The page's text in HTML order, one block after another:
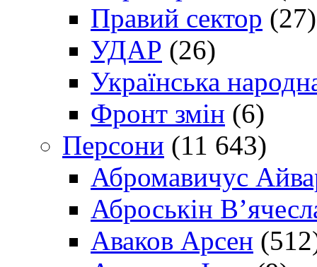
Правий сектор (27)
УДАР (26)
Українська
Фронт змін (6)
Персони (11 643)
Абромавичус
Аброськін
Аваков Арсен